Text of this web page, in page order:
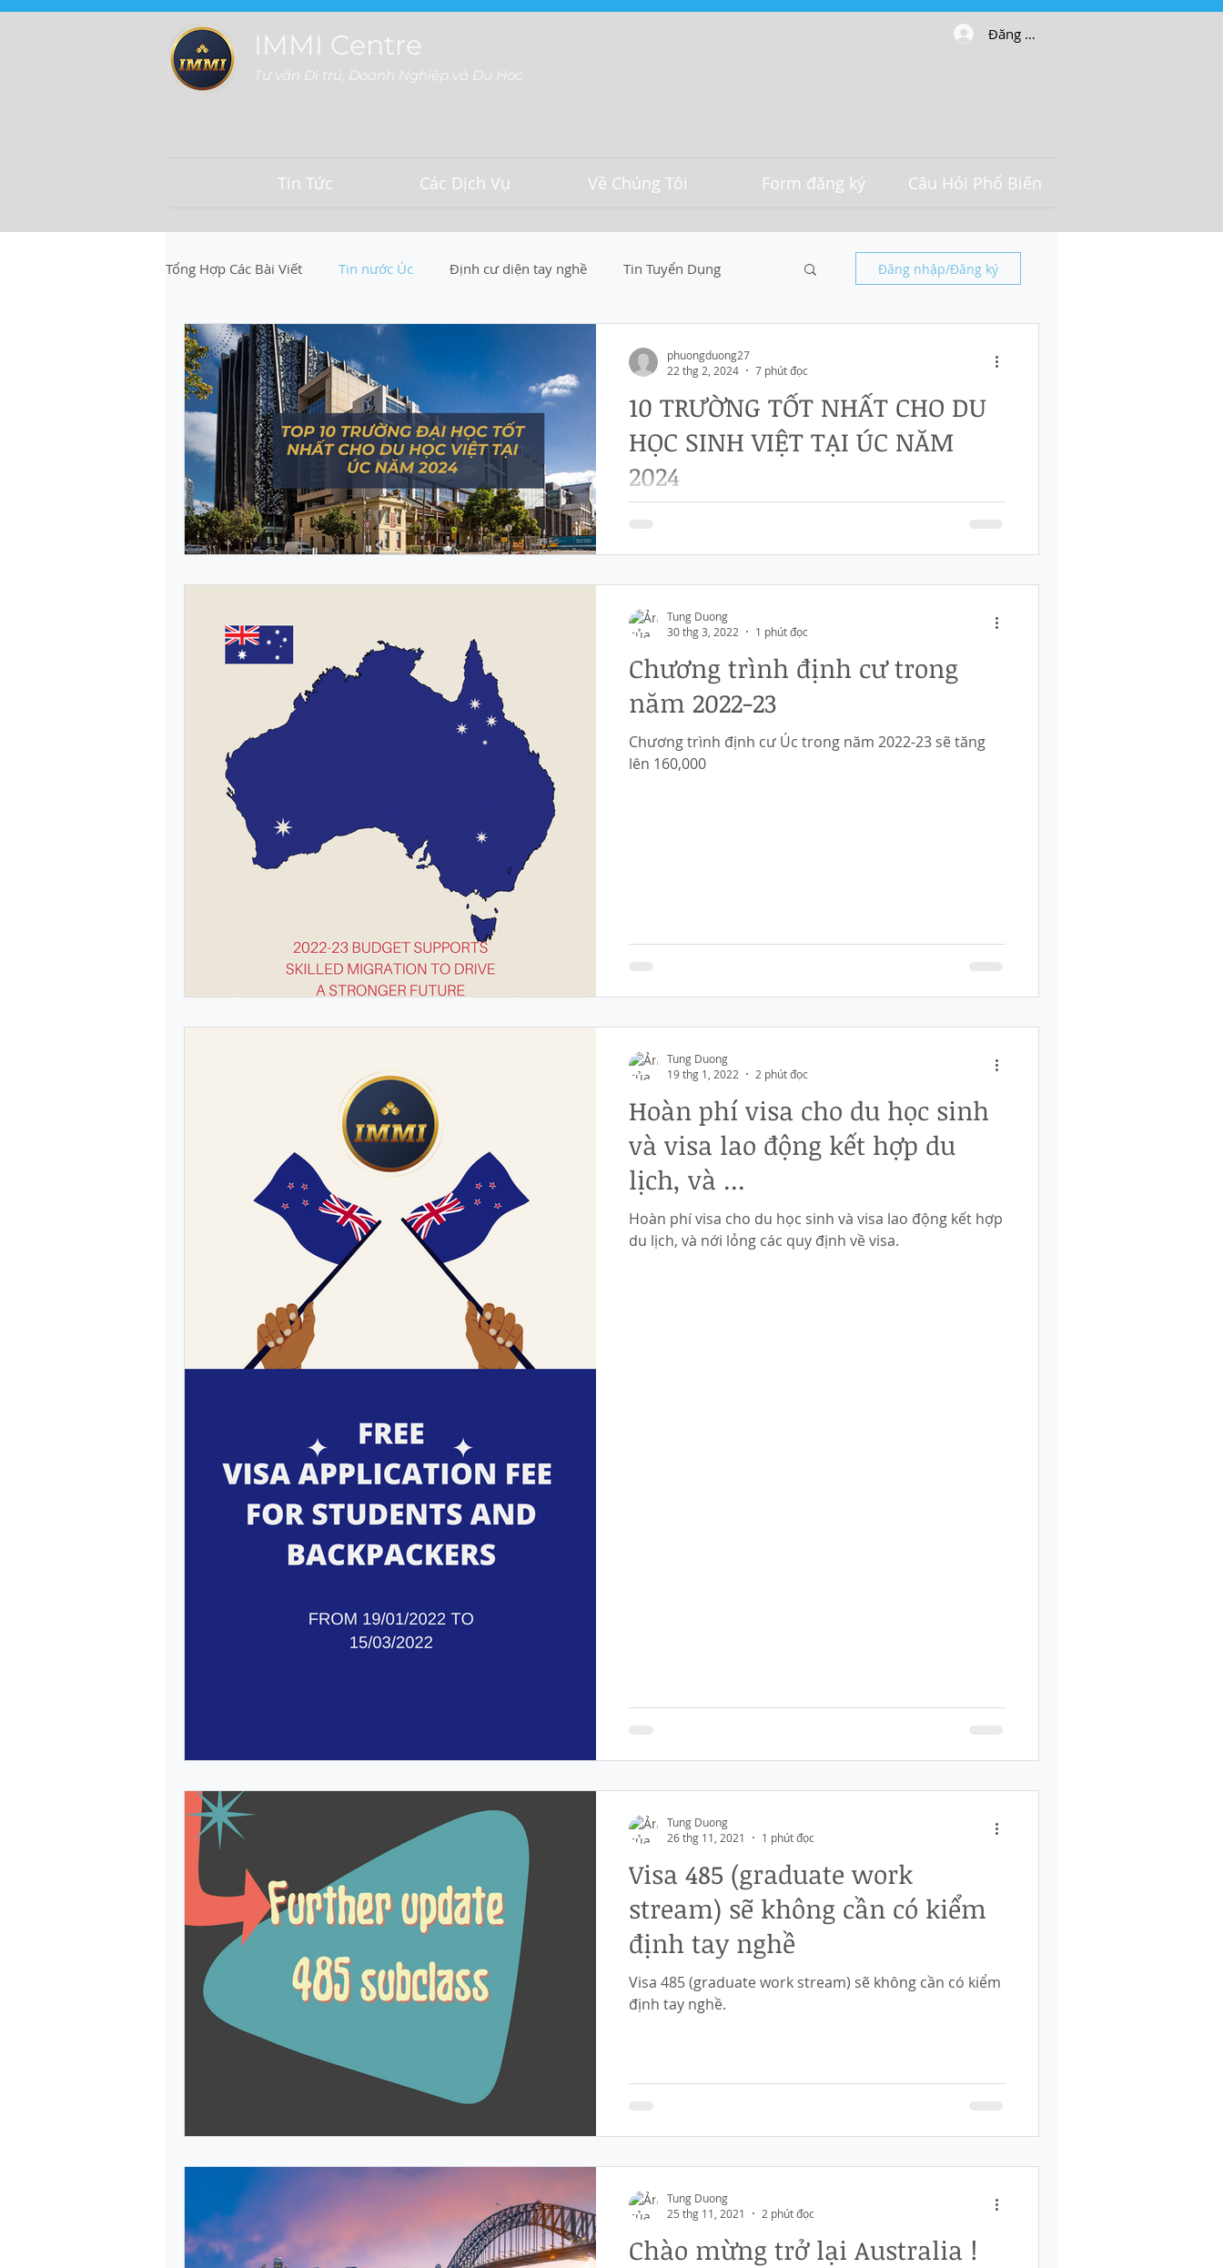
IMMI Centre
Tư vấn Di trú, Doanh Nghiệp và Du Học
Đăng nhập
Tin Tức Các Dịch Vụ Về Chúng Tôi Form đăng ký Câu Hỏi Phổ Biến
Tổng Hợp Các Bài Viết Tin nước Úc Định cư diện tay nghề Tin Tuyển Dụng Đăng nhập/Đăng ký
10 TRƯỜNG TỐT NHẤT CHO DU
HỌC SINH VIỆT TẠI ÚC NĂM
2024
được vươn ra thế giới để học hỏi những...
phuongduong27
22 thg 2, 2024
7 phút đọc
Chương trình định cư trong
năm 2022-23
Chương trình định cư Úc trong năm 2022-23 sẽ tăng
lên 160,000
Tung Duong
30 thg 3, 2022
1 phút đọc
Hoàn phí visa cho du học sinh
và visa lao động kết hợp du
lịch, và ...
Hoàn phí visa cho du học sinh và visa lao động kết hợp
du lịch, và nới lỏng các quy định về visa.
Tung Duong
19 thg 1, 2022
2 phút đọc
Visa 485 (graduate work
stream) sẽ không cần có kiểm
định tay nghề
Visa 485 (graduate work stream) sẽ không cần có kiểm
định tay nghề.
Tung Duong
26 thg 11, 2021
1 phút đọc
Chào mừng trở lại Australia !
Tung Duong
25 thg 11, 2021
2 phút đọc